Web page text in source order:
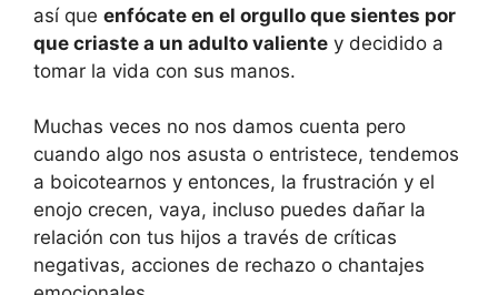
así que enfócate en el orgullo que sientes por
que criaste a un adulto valiente y decidido a
tomar la vida con sus manos.
Muchas veces no nos damos cuenta pero
cuando algo nos asusta o entristece, tendemos
a boicotearnos y entonces, la frustración y el
enojo crecen, vaya, incluso puedes dañar la
relación con tus hijos a través de críticas
negativas, acciones de rechazo o chantajes